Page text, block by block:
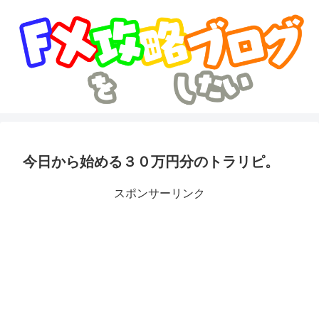
今日から始める３０万円分のトラリピ。
スポンサーリンク